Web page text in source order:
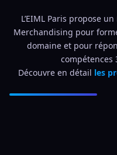
L’EIML Paris propose
Merchandising pour
domaine et pour
compétences
Découvre en détail les